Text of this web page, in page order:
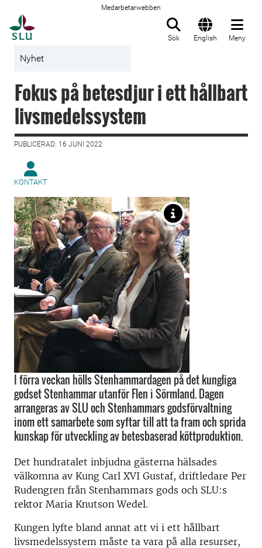
Medarbetarwebben
Sök English Meny
Nyhet
Fokus på betesdjur i ett hållbart
livsmedelssystem
PUBLICERAD: 16 JUNI 2022
KONTAKT
I förra veckan hölls Stenhammardagen på det kungliga
godset Stenhammar utanför Flen i Sörmland. Dagen
arrangeras av SLU och Stenhammars godsförvaltning
inom ett samarbete som syftar till att ta fram och sprida
kunskap för utveckling av betesbaserad köttproduktion.
Det hundratalet inbjudna gästerna hälsades
välkomna av Kung Carl XVI Gustaf, driftledare Per
Rudengren från Stenhammars gods och SLU:s
rektor Maria Knutson Wedel.
Kungen lyfte bland annat att vi i ett hållbart
livsmedelssystem måste ta vara på alla resurser,